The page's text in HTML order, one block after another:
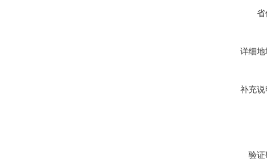
省
详细
补充
验